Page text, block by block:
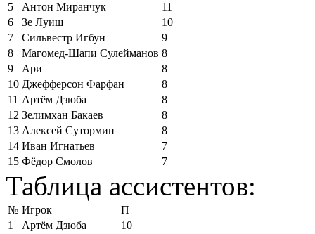
5
Антон Миранчук
11
6
Зе Луиш
10
7
Сильвестр Игбун
9
8
Магомед-Шапи Сулейманов 8
9
Ари
8
10 Джефферсон Фарфан
8
11 Артём Дзюба
8
12 Зелимхан Бакаев
8
13 Алексей Сутормин
8
14 Иван Игнатьев
7
15 Фёдор Смолов 7
Таблица ассистентов:
№ Игрок
П
1
Артём Дзюба
10